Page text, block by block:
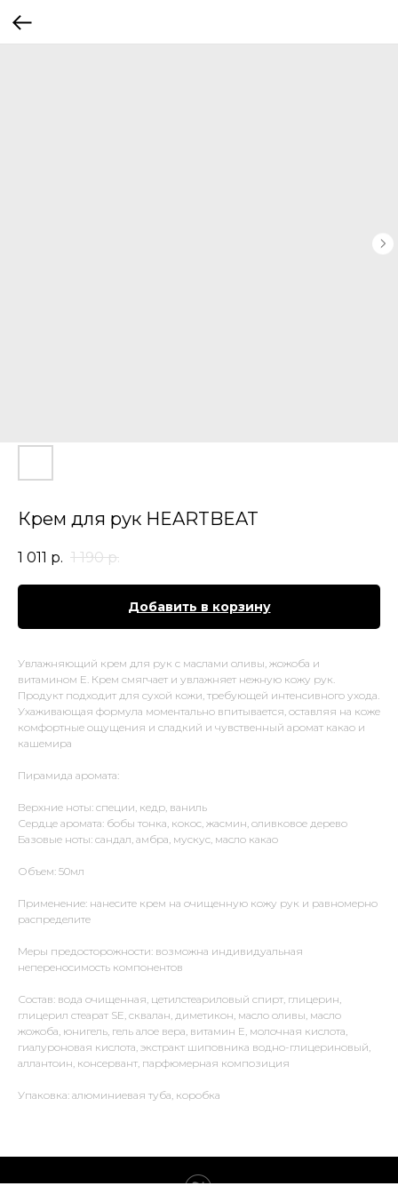
Крем для рук HEARTBEAT
1 011 р. 1 190 р.
Добавить в корзину
Увлажняющий крем для рук с маслами оливы, жожоба и
витамином Е. Крем смягчает и увлажняет нежную кожу рук.
Продукт подходит для сухой кожи, требующей интенсивного ухода.
Ухаживающая формула моментально впитывается, оставляя на коже
комфортные ощущения и сладкий и чувственный аромат какао и
кашемира
Пирамида аромата:
Верхние ноты: специи, кедр, ваниль
Сердце аромата: бобы тонка, кокос, жасмин, оливковое дерево
Базовые ноты: сандал, амбра, мускус, масло какао
Объем: 50мл
Применение: нанесите крем на очищенную кожу рук и равномерно
распределите
Меры предосторожности: возможна индивидуальная
непереносимость компонентов
Состав: вода очищенная, цетилстеариловый спирт, глицерин,
глицерил стеарат SE, сквалан, диметикон, масло оливы, масло
жожоба, юнигель, гель алое вера, витамин Е, молочная кислота,
гиалуроновая кислота, экстракт шиповника водно-глицериновый,
аллантоин, консервант, парфюмерная композиция
Упаковка: алюминиевая туба, коробка
Tilda